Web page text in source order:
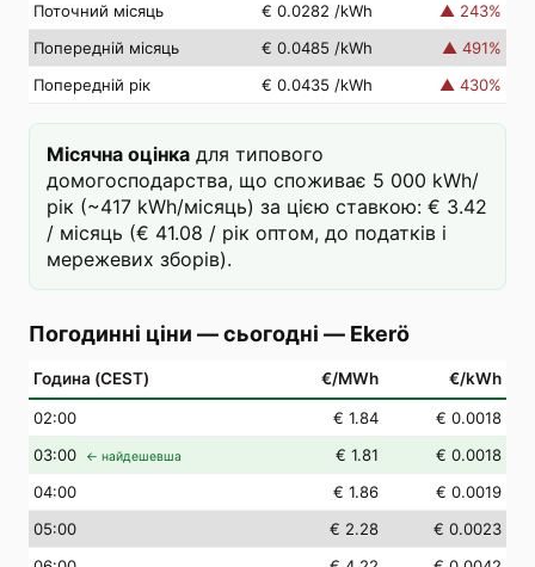
Поточний місяць
€ 0.0282 /kWh ▲ 243%
Попередній місяць
€ 0.0485 /kWh ▲ 491%
Попередній рік
€ 0.0435 /kWh ▲ 430%
Місячна оцінка для типового
домогосподарства, що споживає 5 000 kWh/
рік (~417 kWh/місяць) за цією ставкою: € 3.42
/ місяць (€ 41.08 / рік оптом, до податків і
мережевих зборів).
Погодинні ціни — сьогодні — Ekerö
Година (CEST) €/MWh €/kWh
02:00 € 1.84
€ 0.0018
03:00 ← найдешевша € 1.81
€ 0.0018
04:00 € 1.86
€ 0.0019
05:00 € 2.28
€ 0.0023